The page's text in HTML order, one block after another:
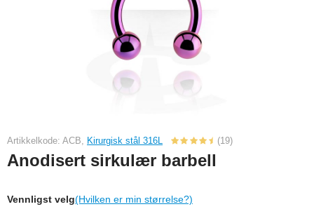
Artikkelkode: ACB, Kirurgisk stål 316L (19)
Anodisert sirkulær barbell
Vennligst velg(Hvilken er min størrelse?)